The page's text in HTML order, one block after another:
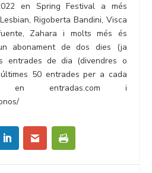
en Spring Festival a més
Rigoberta Bandini, Visca
Zahara i molts més és
abonament de dos dies (ja
entrades de dia (divendres o
50 entrades per a cada
en entradas.com i